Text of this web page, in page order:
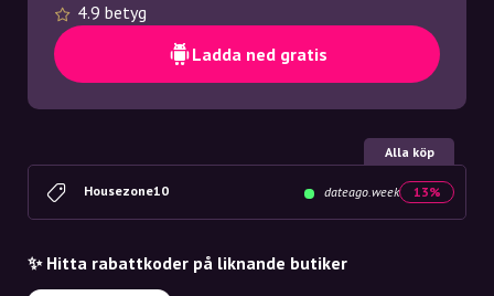
4.9 betyg
Ladda ned gratis
Alla köp
Housezone10 dateago.week 13%
✨ Hitta rabattkoder på liknande butiker